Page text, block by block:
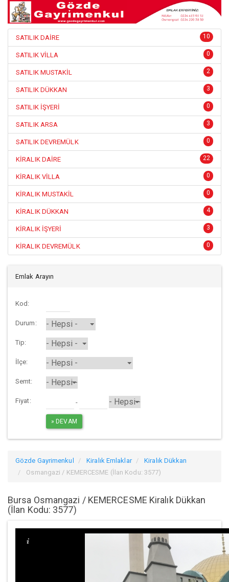
10
SATILIK DAİRE
0
SATILIK VİLLA
2
SATILIK MUSTAKİL
3
SATILIK DÜKKAN
0
SATILIK İŞYERİ
3
SATILIK ARSA
0
SATILIK DEVREMÜLK
22
KİRALIK DAİRE
0
KİRALIK VİLLA
0
KİRALIK MUSTAKİL
4
KİRALIK DÜKKAN
3
KİRALIK İŞYERİ
0
KİRALIK DEVREMÜLK
Emlak Arayın
Kod:
Durum:
Tip:
İlçe:
Semt:
Fiyat: -
Gözde Gayrimenkul Kiralık Emlaklar
Kiralık Dükkan
Osmangazi / KEMERCESME (İlan Kodu: 3577)
Bursa Osmangazi / KEMERCESME Kiralık Dükkan
(İlan Kodu: 3577)